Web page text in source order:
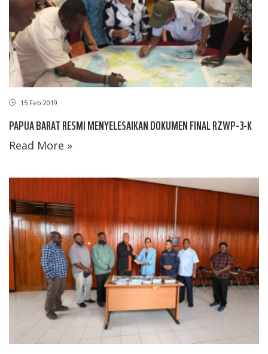
15 Feb 2019
PAPUA BARAT RESMI MENYELESAIKAN DOKUMEN FINAL RZWP-3-K
Read More »